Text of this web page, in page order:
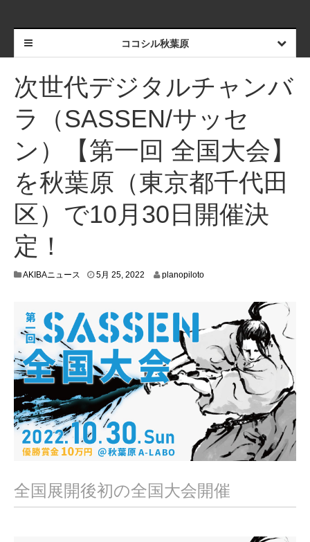
ココシル秋葉原
次世代デジタルチャンバ
ラ（SASSEN/サッセ
ン）【第一回 全国大会】
を秋葉原（東京都千代田
区）で10月30日開催決
定！
AKIBAニュース 5月 25, 2022
0
2
2
planopiloto
全国展開後初の全国大会開催